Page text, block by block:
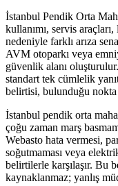
İstanbul Pendik Orta
kullanımı, servis
nedeniyle farklı arıza
AVM otoparkı veya
güvenlik alanı
standart tek cümlelik
belirtisi, bulunduğu
İstanbul pendik orta
çoğu zaman marş
Webasto hata vermesi,
soğutmaması veya
belirtilerle karşılaşır. Bu
kaynaklanmaz; yanlış